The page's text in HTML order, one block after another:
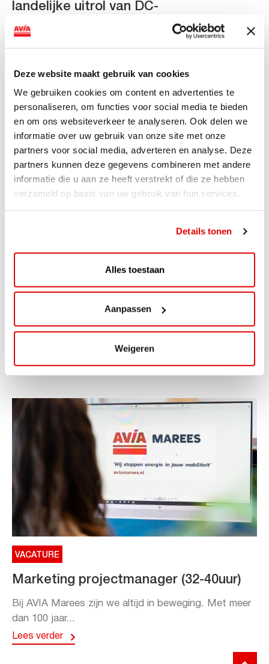
Deze website maakt gebruik van cookies
We gebruiken cookies om content en advertenties te
personaliseren, om functies voor social media te bieden
en om ons websiteverkeer te analyseren. Ook delen we
informatie over uw gebruik van onze site met onze
partners voor social media, adverteren en analyse. Deze
partners kunnen deze gegevens combineren met andere
informatie die u aan ze heeft verstrekt of die ze hebben
verzameld op basis van uw gebruik van hun services.
Details tonen
Alles toestaan
Aanpassen
Weigeren
landelijke uitrol van DC-
snellaadinfrastructuur
AVIA VOLT en Fletcher Hotels starten landelijke uitrol
Lees verder
ViaAVIA Super Deal: 20% korting bij
ViaLuxury Hotels
ViaAVIA Super Deal: €25 korting bij ViaLuxury Hotels
Toe aan een ontspannen nachtje...
Lees verder
VACATURE
Marketing projectmanager (32-40uur)
Bij AVIA Marees zijn we altijd in beweging. Met meer
dan 100 jaar...
Lees verder